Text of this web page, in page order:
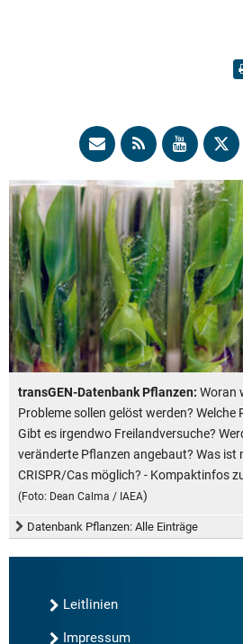
transGEN-Datenbank Pflanzen: Woran
Probleme sollen gelöst werden? Welche
Gibt es irgendwo Freilandversuche?
veränderte Pflanzen angebaut? Was ist
CRISPR/Cas möglich? - Kompaktinfos
(Foto: Dean Calma / IAEA)
Datenbank Pflanzen: Alle Einträge
Leitlinien
Impressum